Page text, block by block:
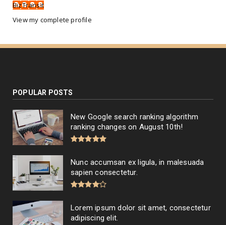
BizTransit
View my complete profile
POPULAR POSTS
New Google search ranking algorithm
ranking changes on August 10th!
Nunc accumsan ex ligula, in malesuada
sapien consectetur.
Lorem ipsum dolor sit amet, consectetur
adipiscing elit.